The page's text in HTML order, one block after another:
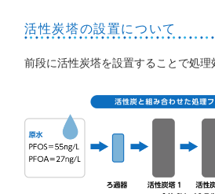
活性炭塔の設置について
前段に活性炭塔を設置することで処理